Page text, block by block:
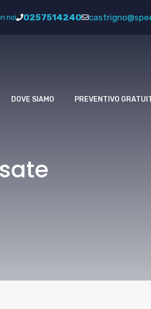
noi 0257514240
DOVE SIAMO PREVENTIVO